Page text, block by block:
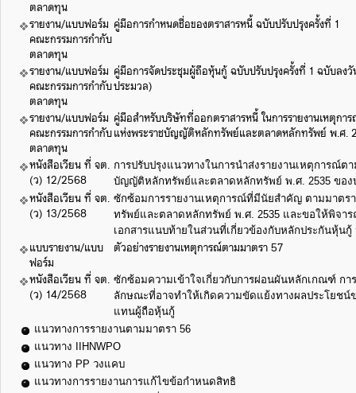
ตลาดทุน
รายงาน/แบบฟอร์ม
คณะกรรมการกำกับ
ตลาดทุน
คู่มือการกำหนดชื่อของตราสารหนี้ ฉบับปรับปรุงครั้งที่ 1
รายงาน/แบบฟอร์ม
คณะกรรมการกำกับ
ตลาดทุน
คู่มือการจัดประชุมผู้ถือหุ้นกู้ ฉบับปรับปรุงครั้งที่ 1 ฉบับล
ประมวล)
รายงาน/แบบฟอร์ม
คณะกรรมการกำกับ
ตลาดทุน
คู่มือสำหรับบริษัทที่ออกตราสารหนี้ ในการรายงานเหตุก
แห่งพระราชบัญญัติหลักทรัพย์และตลาดหลักทรัพย์ พ.ศ.
หนังสือเวียน ที่ จต.
(ว) 12/2568
การปรับปรุงแนวทางในการนำส่งรายงานเหตุการณ์ต
บัญญัติหลักทรัพย์และตลาดหลักทรัพย์ พ.ศ. 2535 ขอ
หนังสือเวียน ที่ จต.
(ว) 13/2568
ซักซ้อมการรายงานเหตุการณ์ที่มีนัยสำคัญ ตามมาตร
ทรัพย์และตลาดหลักทรัพย์ พ.ศ. 2535 และขอให้พิจา
เอกสารแนบท้ายในส่วนที่เกี่ยวข้องกับหลักประกันหุ้น
แบบรายงาน/แบบ
ฟอร์ม
ตัวอย่างรายงานเหตุการณ์ตามมาตรา 57
หนังสือเวียน ที่ จต.
(ว) 14/2568
ซักซ้อมความเข้าใจเกี่ยวกับการผ่อนผันหลักเกณฑ์ ก
ลักษณะที่อาจทำให้เกิดความขัดแย้งทางผลประโยช
แทนผู้ถือหุ้นกู้
แนวทางการรายงานตามมาตรา 56
แนวทาง IIHNWPO
แนวทาง PP วงแคบ
แนวทางการรายงานการแก้ไขข้อกำหนดสิทธิ